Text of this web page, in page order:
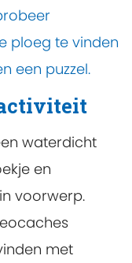
ploeg te vinden
een puzzel.
waterdicht
en
voorwerp.
met